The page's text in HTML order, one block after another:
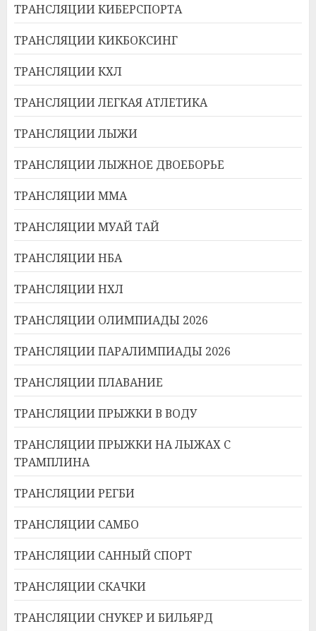
ТРАНСЛЯЦИИ КИБЕРСПОРТА
ТРАНСЛЯЦИИ КИКБОКСИНГ
ТРАНСЛЯЦИИ КХЛ
ТРАНСЛЯЦИИ ЛЕГКАЯ АТЛЕТИКА
ТРАНСЛЯЦИИ ЛЫЖИ
ТРАНСЛЯЦИИ ЛЫЖНОЕ ДВОЕБОРЬЕ
ТРАНСЛЯЦИИ ММА
ТРАНСЛЯЦИИ МУАЙ ТАЙ
ТРАНСЛЯЦИИ НБА
ТРАНСЛЯЦИИ НХЛ
ТРАНСЛЯЦИИ ОЛИМПИАДЫ 2026
ТРАНСЛЯЦИИ ПАРАЛИМПИАДЫ 2026
ТРАНСЛЯЦИИ ПЛАВАНИЕ
ТРАНСЛЯЦИИ ПРЫЖКИ В ВОДУ
ТРАНСЛЯЦИИ ПРЫЖКИ НА ЛЫЖАХ С
ТРАМПЛИНА
ТРАНСЛЯЦИИ РЕГБИ
ТРАНСЛЯЦИИ САМБО
ТРАНСЛЯЦИИ САННЫЙ СПОРТ
ТРАНСЛЯЦИИ СКАЧКИ
ТРАНСЛЯЦИИ СНУКЕР И БИЛЬЯРД